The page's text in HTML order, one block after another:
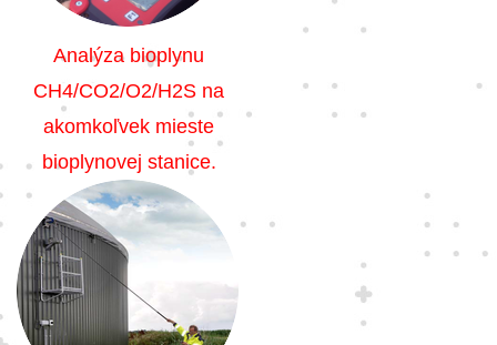
Analýza bioplynu
CH4/CO2/O2/H2S na
akomkoľvek mieste
bioplynovej stanice.